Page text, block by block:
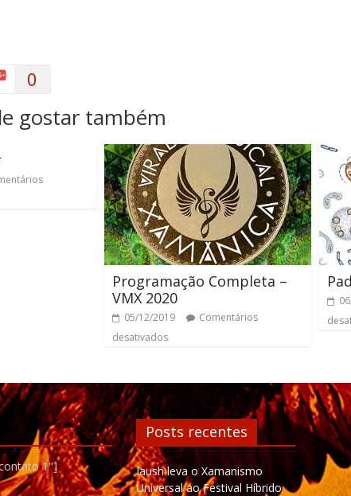
0
gostar também
Programação Completa –
VMX 2020
05/12/2019
Comentários
desativados
1"]
Posts recentes
Iaush leva o Xamanismo
Universal ao Festival Híbrido